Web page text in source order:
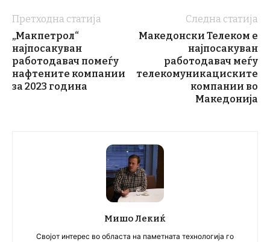
Претходна статија
„Макпетрол“
најпосакуван
работодавач помеѓу
нафтените компании
за 2023 година
Следна статија
Македонски Телеком e
најпосакуван
работодавач меѓу
телекомуникациските
компании во
Македонија
Мишо Лекиќ
Својот интерес во областа на паметната технологија го